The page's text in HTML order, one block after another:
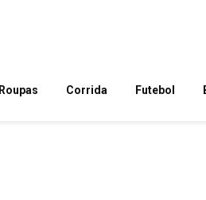
Roupas Corrida Futebol